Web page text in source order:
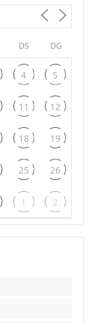
DS DG
4 5
11 12
18 19
25 26
1 2